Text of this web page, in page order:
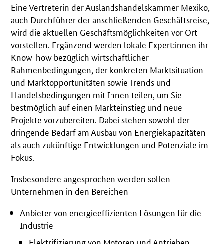
Eine Vertreterin der Auslandshandelskammer Mexiko,
auch Durchführer der anschließenden Geschäftsreise,
wird die aktuellen Geschäftsmöglichkeiten vor Ort
vorstellen. Ergänzend werden lokale Expert:innen ihr
Know-how bezüglich wirtschaftlicher
Rahmenbedingungen, der konkreten Marktsituation
und Marktopportunitäten sowie Trends und
Handelsbedingungen mit Ihnen teilen, um Sie
bestmöglich auf einen Markteinstieg und neue
Projekte vorzubereiten. Dabei stehen sowohl der
dringende Bedarf am Ausbau von Energiekapazitäten
als auch zukünftige Entwicklungen und Potenziale im
Fokus.
Insbesondere angesprochen werden sollen
Unternehmen in den Bereichen
Anbieter von energieeffizienten Lösungen für die
Industrie
Elektrifizierung von Motoren und Antrieben